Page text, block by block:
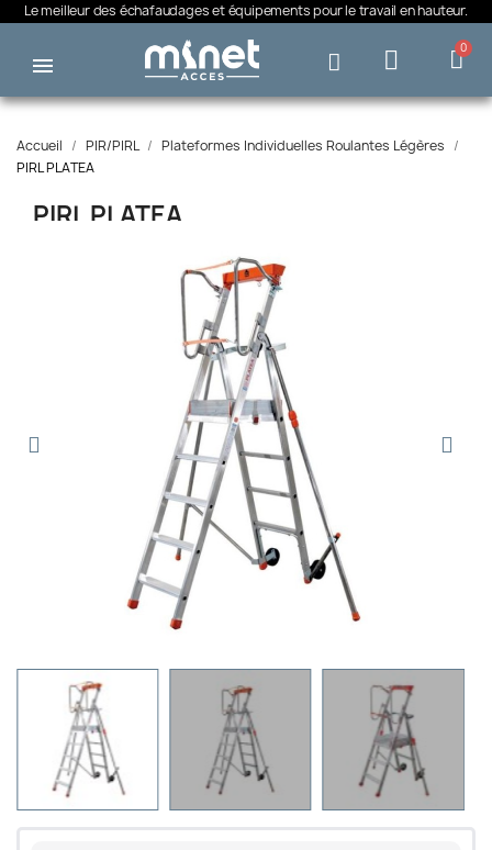
Le meilleur des échafaudages et équipements pour le travail en hauteur.
Accueil PIR/PIRL
Plateformes Individuelles Roulantes Légères
PIRL PLATEA
PIRL PLATEA